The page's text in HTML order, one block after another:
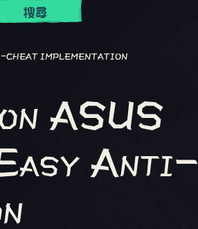
搜尋
CHEAT IMPLEMENTATION
ASUS
Anti-